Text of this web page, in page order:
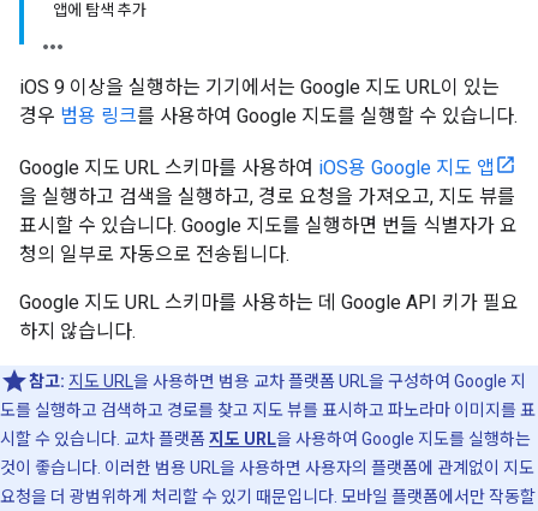
앱에 탐색 추가
iOS 9 이상을 실행하는 기기에서는 Google 지도 URL이 있는
경우 범용 링크를 사용하여 Google 지도를 실행할 수 있습니다.
Google 지도 URL 스키마를 사용하여 iOS용 Google 지도 앱
을 실행하고 검색을 실행하고, 경로 요청을 가져오고, 지도 뷰를
표시할 수 있습니다. Google 지도를 실행하면 번들 식별자가 요
청의 일부로 자동으로 전송됩니다.
Google 지도 URL 스키마를 사용하는 데 Google API 키가 필요
하지 않습니다.
참고: 지도 URL 을 사용하면 범용 교차 플랫폼 URL을 구성하여 Google 지
도를 실행하고 검색하고 경로를 찾고 지도 뷰를 표시하고 파노라마 이미지를 표
시할 수 있습니다. 교차 플랫폼지도 URL을 사용하여 Google 지도를 실행하는
것이 좋습니다. 이러한 범용 URL을 사용하면 사용자의 플랫폼에 관계없이 지도
요청을 더 광범위하게 처리할 수 있기 때문입니다. 모바일 플랫폼에서만 작동할